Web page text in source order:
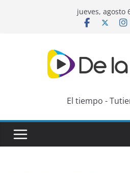
jueves, agosto
El tiempo -